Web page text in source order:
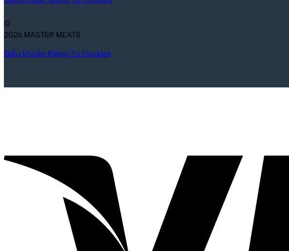
©
2026 MASTER MEATS
Điều khoản Riêng Tư Cookies